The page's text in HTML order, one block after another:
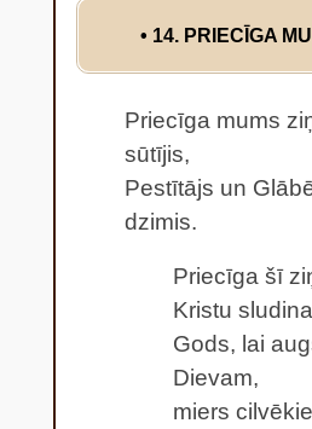
• 14. PRIECĪGA
Priecīga mums
sūtījis,
Pestītājs un
dzimis.
Priecīga šī
Kristu
Gods, lai
Dievam,
miers